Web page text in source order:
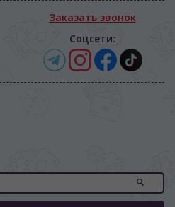
Заказать звонок
Соцсети: